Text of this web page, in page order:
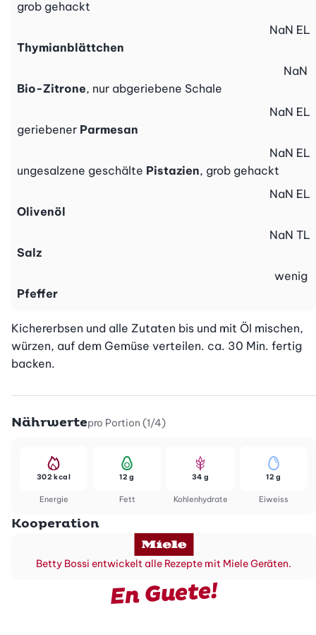
grob gehackt
Thymianblättchen
NaN EL
Bio-Zitrone, nur abgeriebene Schale
NaN
geriebener Parmesan
NaN EL
ungesalzene geschälte Pistazien, grob gehackt
NaN EL
Olivenöl
NaN EL
Salz
NaN TL
Pfeffer
wenig
Kichererbsen und alle Zutaten bis und mit Öl mischen,
würzen, auf dem Gemüse verteilen. ca. 30 Min. fertig
backen.
Nährwertepro Portion (1/4)
Energie
302 kcal
Fett
12 g
Kohlenhydrate
34 g
Eiweiss
12 g
Kooperation
Betty Bossi entwickelt alle Rezepte mit Miele Geräten.
En Guete!